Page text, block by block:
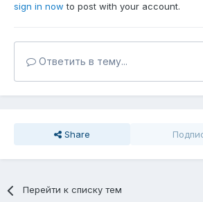
sign in now to post with your account.
Ответить в тему...
Share
Перейти к списку тем